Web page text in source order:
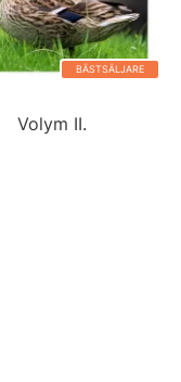
BÄSTSÄLJARE
Volym II.